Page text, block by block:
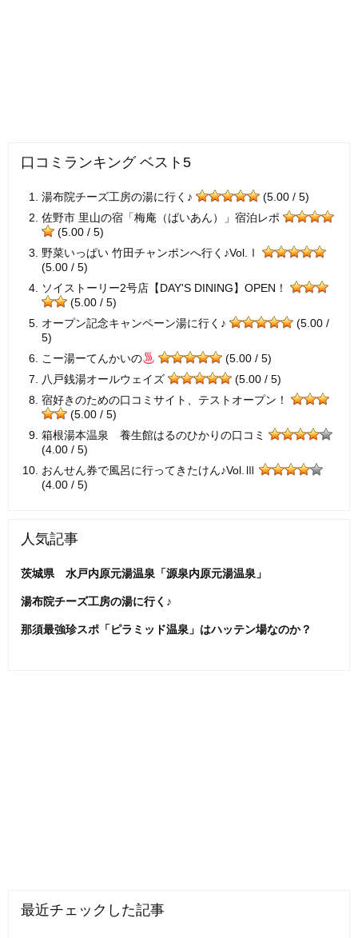
口コミランキング ベスト5
湯布院チーズ工房の湯に行く♪
(5.00 / 5)
佐野市 里山の宿「梅庵（ばいあん）」宿泊レポ
(5.00 / 5)
野菜いっぱい 竹田チャンポンへ行く♪Vol.Ⅰ
(5.00 / 5)
ソイストーリー2号店【DAY'S DINING】OPEN！
(5.00 / 5)
オープン記念キャンペーン湯に行く♪
(5.00 /
5)
こー湯ーてんかいの
(5.00 / 5)
八戸銭湯オールウェイズ
(5.00 / 5)
宿好きのための口コミサイト、テストオープン！
(5.00 / 5)
箱根湯本温泉 養生館はるのひかりの口コミ
(4.00 / 5)
おんせん券で風呂に行ってきたけん♪Vol.Ⅲ
(4.00 / 5)
人気記事
茨城県 水戸内原元湯温泉「源泉内原元湯温泉」
湯布院チーズ工房の湯に行く♪
那須最強珍スポ「ピラミッド温泉」はハッテン場なのか？
最近チェックした記事